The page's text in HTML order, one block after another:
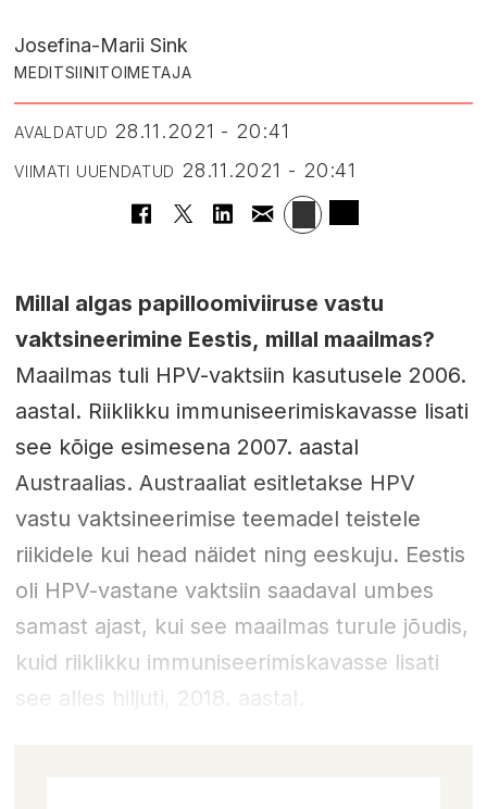
Josefina-Marii Sink
MEDITSIINITOIMETAJA
AVALDATUD 28.11.2021 - 20:41
VIIMATI UUENDATUD 28.11.2021 - 20:41
Millal algas papilloomiviiruse vastu
vaktsineerimine Eestis, millal maailmas?
Maailmas tuli HPV-vaktsiin kasutusele 2006.
aastal. Riiklikku immuniseerimiskavasse lisati
see kõige esimesena 2007. aastal
Austraalias. Austraaliat esitletakse HPV
vastu vaktsineerimise teemadel teistele
riikidele kui head näidet ning eeskuju. Eestis
oli HPV-vastane vaktsiin saadaval umbes
samast ajast, kui see maailmas turule jõudis,
kuid riiklikku immuniseerimiskavasse lisati
see alles hiljuti, 2018. aastal.